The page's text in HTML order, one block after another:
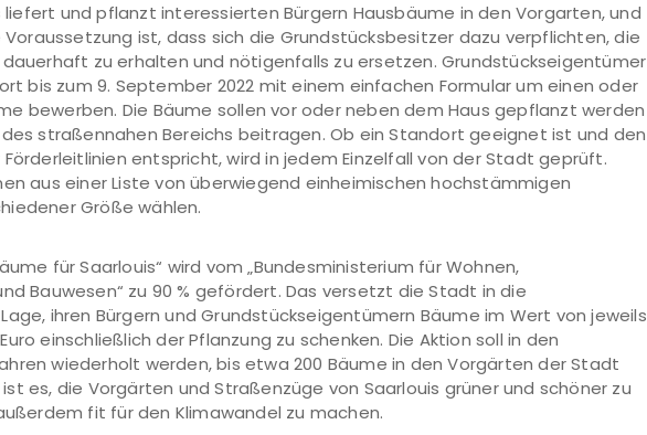
liefert und pflanzt interessierten Bürgern Hausbäume in den Vorgarten, und
Voraussetzung ist, dass sich die Grundstücksbesitzer dazu verpflichten, die
zu erhalten und nötigenfalls zu ersetzen. Grundstückseigentümer
bis zum 9. September 2022 mit einem einfachen Formular um einen oder
bewerben. Die Bäume sollen vor oder neben dem Haus gepflanzt werden
des straßennahen Bereichs beitragen. Ob ein Standort geeignet ist und den
entspricht, wird in jedem Einzelfall von der Stadt geprüft.
aus einer Liste von überwiegend einheimischen hochstämmigen
Größe wählen.
für Saarlouis“ wird vom „Bundesministerium für Wohnen,
Bauwesen“ zu 90 % gefördert. Das versetzt die Stadt in die
ihren Bürgern und Grundstückseigentümern Bäume im Wert von jeweils
einschließlich der Pflanzung zu schenken. Die Aktion soll in den
wiederholt werden, bis etwa 200 Bäume in den Vorgärten der Stadt
es, die Vorgärten und Straßenzüge von Saarlouis grüner und schöner zu
fit für den Klimawandel zu machen.